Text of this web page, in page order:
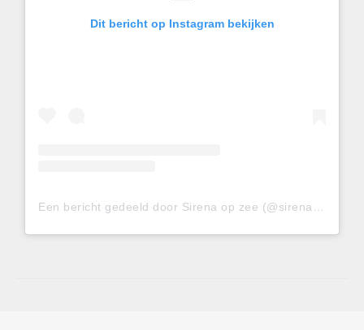
Dit bericht op Instagram bekijken